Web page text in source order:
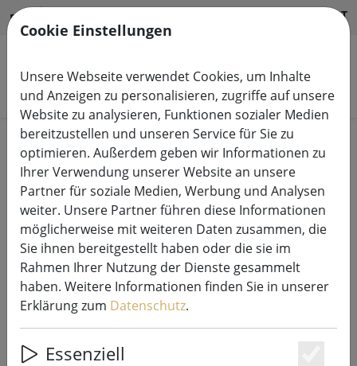
DE HILFE & SUPPORT
Produkte suchen
Start
Lichterketten Systeme
230V LED Tech-Line Systemlichterketten
Sirius Tech-Line Lichterketten
Verlängerung 230V 10 m schwarz
Cookie Einstellungen
Unsere Webseite verwendet Cookies, um Inhalte
und Anzeigen zu personalisieren, zugriffe auf unsere
Website zu analysieren, Funktionen sozialer Medien
bereitzustellen und unseren Service für Sie zu
optimieren. Außerdem geben wir Informationen zu
Ihrer Verwendung unserer Website an unsere
Partner für soziale Medien, Werbung und Analysen
weiter. Unsere Partner führen diese Informationen
möglicherweise mit weiteren Daten zusammen, die
Sie ihnen bereitgestellt haben oder die sie im
Rahmen Ihrer Nutzung der Dienste gesammelt
haben. Weitere Informationen finden Sie in unserer
Erklärung zum Datenschutz.
Essenziell